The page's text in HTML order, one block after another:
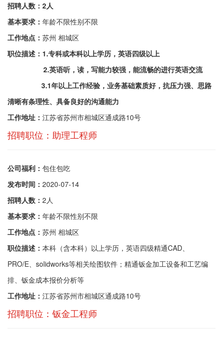
招聘人数： 2人
基本要求： 年龄不限性别不限
工作地点： 苏州 相城区
职位描述：1.专科或本科以上学历，英语四级以上
2.英语听，读，写能力较强，能流畅的进行英语交流
3.1年以上工作经验，业务基础素质好，抗压力强、思路
清晰有条理性、具备良好的沟通能力
工作地址： 江苏省苏州市相城区通成路10号
招聘职位：助理工程师
公司福利： 包住包吃
发布时间： 2020-07-14
招聘人数： 2人
基本要求： 年龄不限性别不限
工作地点： 苏州 相城区
职位描述： 本科（含本科）以上学历，英语四级精通CAD、
PRO/E、solidworks等相关绘图软件；精通钣金加工设备和工艺编
排、钣金成本报价分析等
工作地址： 江苏省苏州市相城区通成路10号
招聘职位：钣金工程师